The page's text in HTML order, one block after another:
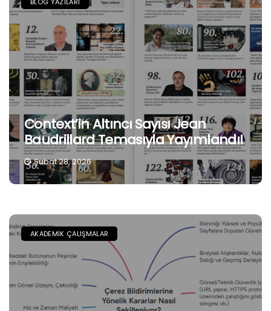
Context’in Altıncı Sayısı Jean
Baudrillard Temasıyla Yayımlandı!
Şubat 28, 2026
AKADEMIK ÇALIŞMALAR